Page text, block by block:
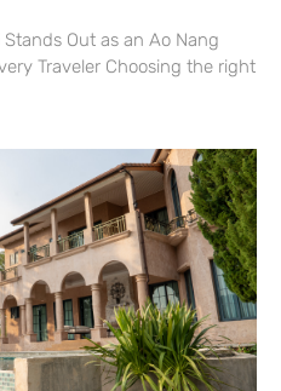
Out as an Ao Nang
Traveler Choosing the right